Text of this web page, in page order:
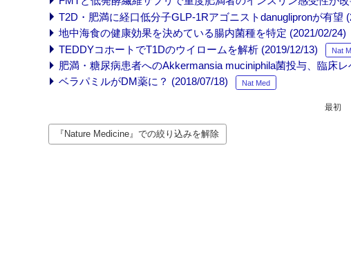
T2D・肥満に経口低分子GLP-1Rアゴニストdanuglipronが有望
地中海食の健康効果を決めている腸内菌種を特定 (2021/02/24)
TEDDYコホートでT1Dのウイロームを解析 (2019/12/13) Nat
肥満・糖尿病患者へのAkkermansia muciniphila菌投与、臨床
ベラパミルがDM薬に？ (2018/07/18) Nat Med
最初
『Nature Medicine』での絞り込みを解除